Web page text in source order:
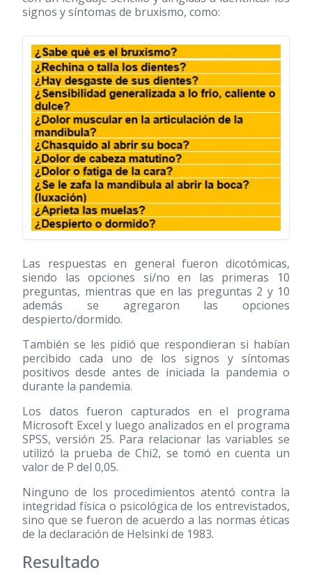
signos y síntomas de bruxismo, como:
Las respuestas en general fueron dicotómicas,
siendo las opciones si/no en las primeras 10
preguntas, mientras que en las preguntas 2 y 10
además se agregaron las opciones
despierto/dormido.
También se les pidió que respondieran si habían
percibido cada uno de los signos y síntomas
positivos desde antes de iniciada la pandemia o
durante la pandemia.
Los datos fueron capturados en el programa
Microsoft Excel y luego analizados en el programa
SPSS, versión 25. Para relacionar las variables se
utilizó la prueba de Chi2, se tomó en cuenta un
valor de P del 0,05.
Ninguno de los procedimientos atentó contra la
integridad física o psicológica de los entrevistados,
sino que se fueron de acuerdo a las normas éticas
de la declaración de Helsinki de 1983.
Resultado